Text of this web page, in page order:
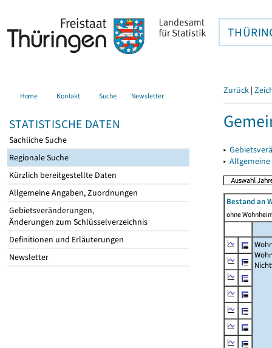
Home Kontakt Suche Newsletter
STATISTISCHE DATEN
Sachliche Suche
Regionale Suche
Kürzlich bereitgestellte Daten
Allgemeine Angaben, Zuordnungen
Gebietsveränderungen,
Änderungen zum Schlüsselverzeichnis
Definitionen und Erläuterungen
Newsletter
Zurück |
▸
▸
Bestand an
ohne